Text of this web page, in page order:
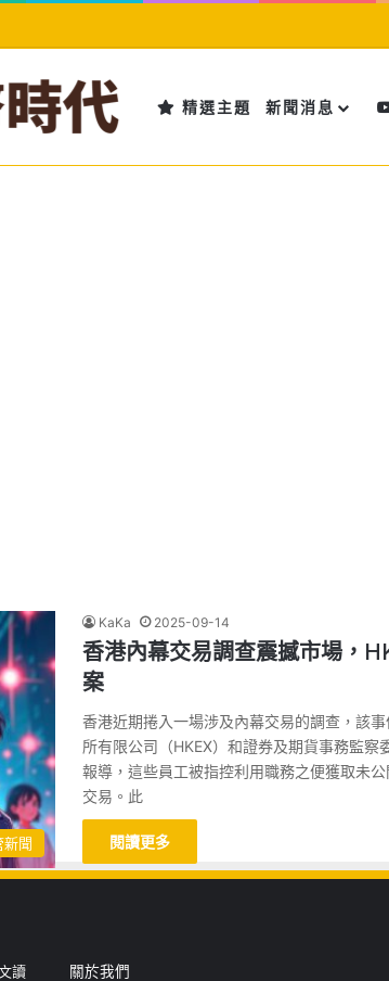
精選主題 新聞消息
新聞
KaKa 2025-09-14
香港內幕交易調查震撼市場，
案
香港近期捲入一場涉及內幕交易的調查，該
所有限公司（HKEX）和證券及期貨事務監察
報導，這些員工被指控利用職務之便獲取未
交易。此
閱讀更多
讀
關於我們